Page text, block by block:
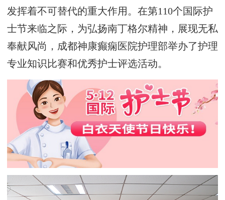
发挥着不可替代的重大作用。在第110个国际护
士节来临之际，为弘扬南丁格尔精神，展现无私
奉献风尚，成都神康癫痫医院护理部举办了护理
专业知识比赛和优秀护士评选活动。